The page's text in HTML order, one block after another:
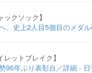
クソック】
、史上2人目5個目のメダ
ットブレイク】
96年ぶり表彰台／詳細 -